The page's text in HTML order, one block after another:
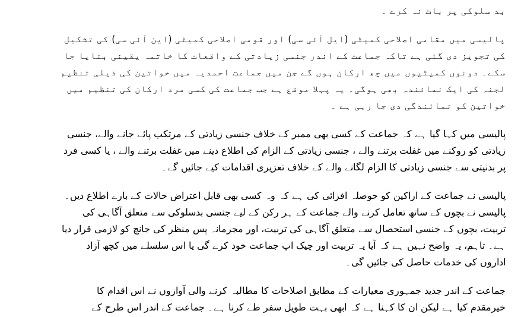
بد سلوکی پر بات نہ کرے ۔
پالیسی میں مقامی اصلاحی کمیٹی (ایل آئی سی) اور قومی اصلاحی کمیٹی (این آئی سی) کی تشکیل
کی تجویز دی گئی ہے تاکہ جماعت کے اندر جنسی زیادتی کے واقعات کا خاتمہ یقینی بنایا جا
سکے۔ دونوں کمیٹیوں میں چھ ارکان ہوں گے جن میں جماعت احمدیہ میں خواتین کی ذیلی تنظیم
لجنہ کی ایک نمائندہ بھی ہوگی۔ یہ پہلا موقع ہے جب جماعت کی کسی مرد ارکان کی تنظیم میں
خواتین کو نمائندگی دی جا رہی ہے ۔
پالیسی میں کہا گیا ہے کہ جماعت کے کسی بھی ممبر کے خلاف جنسی زیادتی کے مرتکب پائے جانے والے، جنسی
زیادتی کو روکنے میں غفلت برتنے والے ، جنسی زیادتی کے الزام کی اطلاع دینے میں غفلت برتنے والے ، یا کسی فرد
پر بدنیتی سے جنسی زیادتی کا الزام لگانے والے کے خلاف تعزیری اقدامات کیے جائیں گے۔
پالیسی نے جماعت کے اراکین کو حوصلہ افزائی کی ہے کہ وہ کسی بھی قابل اعتراض حالات کے بارے اطلاع دیں۔
پالیسی نے بچوں کے ساتھ تعامل کرنے والے جماعت کے ہر رکن کے لیے جنسی بدسلوکی سے متعلق آگاہی کی
تربیت، بچوں کے جنسی استحصال سے متعلق آگاہی کی تربیت، اور مجرمانہ پس منظر کی جانچ کو لازمی قرار دیا
ہے۔ تاہم، یہ واضح نہیں ہے کہ آیا یہ تربیت اور چیک اپ جماعت خود کرے گی یا اس سلسلے میں کچھ آزاد
اداروں کی خدمات حاصل کی جائیں گی۔
جماعت کے اندر جدید جمہوری معیارات کے مطابق اصلاحات کا مطالبہ کرنے والی آوازوں نے اس اقدام کا
خیرمقدم کیا ہے لیکن ان کا کہنا ہے کہ ابھی بہت طویل سفر طے کرنا ہے۔ جماعت کے اندر اس طرح کے